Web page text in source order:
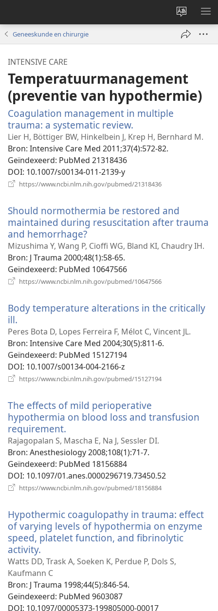
Taal
site
wijzigen
Geneeskunde en chirurgie
INTENSIVE CARE
Temperatuurmanagement
(preventie van hypothermie)
Coagulation management in multiple
trauma: a systematic review.
nieuw
venster)
Lier H, Böttiger BW, Hinkelbein J, Krep H, Bernhard M.
Bron‎: Intensive Care Med 2011;37(4):572-82.
Geïndexeerd‎: PubMed 21318436
DOI‎: 10.1007/s00134-011-2139-y
https://www.ncbi.nlm.nih.gov/pubmed/21318436
Should normothermia be restored and
maintained during resuscitation after trauma
and hemorrhage?
nieuw
venster)
Mizushima Y, Wang P, Cioffi WG, Bland KI, Chaudry IH.
Bron‎: J Trauma 2000;48(1):58-65.
Geïndexeerd‎: PubMed 10647566
https://www.ncbi.nlm.nih.gov/pubmed/10647566
Body temperature alterations in the critically
ill.
nieuw
venster)
Peres Bota D, Lopes Ferreira F, Mélot C, Vincent JL.
Bron‎: Intensive Care Med 2004;30(5):811-6.
Geïndexeerd‎: PubMed 15127194
DOI‎: 10.1007/s00134-004-2166-z
https://www.ncbi.nlm.nih.gov/pubmed/15127194
The effects of mild perioperative
hypothermia on blood loss and transfusion
requirement.
nieuw
venster)
Rajagopalan S, Mascha E, Na J, Sessler DI.
Bron‎: Anesthesiology 2008;108(1):71-7.
Geïndexeerd‎: PubMed 18156884
DOI‎: 10.1097/01.anes.0000296719.73450.52
https://www.ncbi.nlm.nih.gov/pubmed/18156884
Hypothermic coagulopathy in trauma: effect
of varying levels of hypothermia on enzyme
speed, platelet function, and fibrinolytic
activity.
nieuw
venster)
Watts DD, Trask A, Soeken K, Perdue P, Dols S,
Kaufmann C
Bron‎: J Trauma 1998;44(5):846-54.
Geïndexeerd‎: PubMed 9603087
DOI‎: 10.1097/00005373-199805000-00017